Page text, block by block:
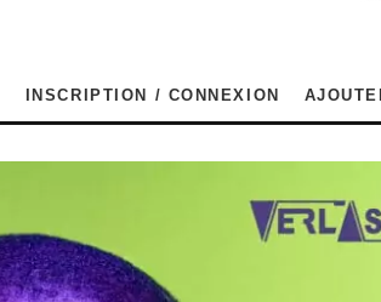
INSCRIPTION / CONNEXION